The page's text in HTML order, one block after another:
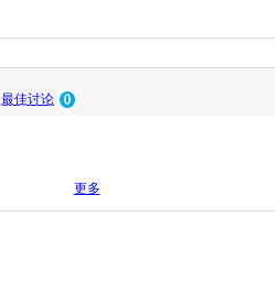
最佳讨论 0
更多